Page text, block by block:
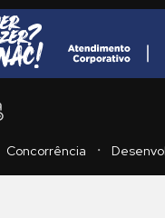
Concorrência ・